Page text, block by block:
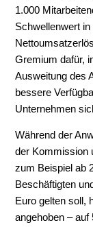
1.000
Schwellenwert
Gremium dafür,
Ausweitung des
bessere
Unternehmen
Während der
der Kommission
zum Beispiel ab
Beschäftigten
Euro gelten soll,
angehoben –